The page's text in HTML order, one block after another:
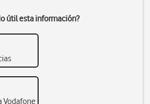
útil esta información?
Vodafone